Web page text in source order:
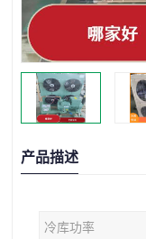
产品描述
冷库功率